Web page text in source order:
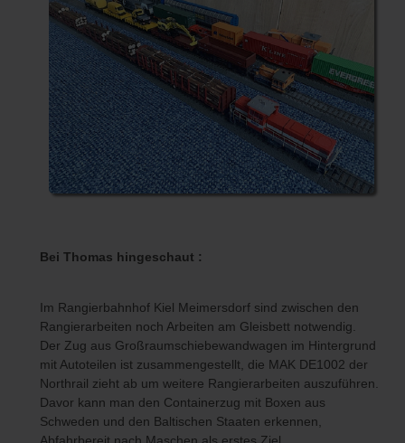
Bei Thomas hingeschaut :
Im Rangierbahnhof Kiel Meimersdorf sind zwischen den
Rangierarbeiten noch Arbeiten am Gleisbett notwendig.
Der Zug aus Großraumschiebewandwagen im Hintergrund
mit Autoteilen ist zusammengestellt, die MAK DE1002 der
Northrail zieht ab um weitere Rangierarbeiten auszuführen.
Davor kann man den Containerzug mit Boxen aus
Schweden und den Baltischen Staaten erkennen,
Abfahrbereit nach Maschen als erstes Ziel.